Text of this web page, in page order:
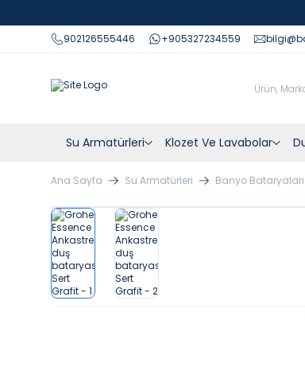
902126555446
+905327234559
Su Armatürleri Klozet Ve Lavabolar
Ana Sayfa Su Armatürleri Banyo Bataryaları